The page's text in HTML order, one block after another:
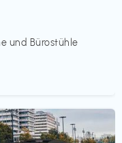
und Bürostühle